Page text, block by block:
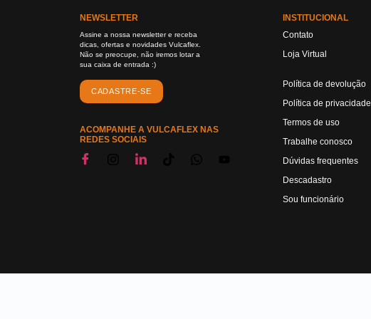
NEWSLETTER
Assine a nossa newsletter e receba
dicas, ofertas e novidades Vulcaflex.
Não se preocupe, não iremos lotar a
sua caixa de entrada :)
CADASTRE-SE
ACOMPANHE A VULCAFLEX NAS
REDES SOCIAIS
INSTITUCIONAL
Contato
Loja Virtual
Política de devolução
Política de privacidade
Termos de uso
Trabalhe conosco
Dúvidas frequentes
Descadastro
Sou funcionário